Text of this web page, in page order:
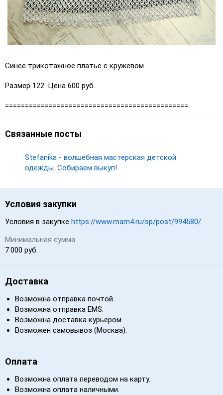
Синее трикотажное платье с кружевом.
Размер 122. Цена 600 руб.
==============================================
Связанные посты
Stefanika - волшебная мастерская детской
одежды. Собираем выкуп!
Условия закупки
Условия в закупке https://www.mam4.ru/sp/post/994580/
Минимальная сумма
7 000 руб.
Доставка
Возможна отправка почтой.
Возможна отправка EMS.
Возможна доставка курьером.
Возможен самовывоз (Москва).
Оплата
Возможна оплата переводом на карту.
Возможна оплата наличными.